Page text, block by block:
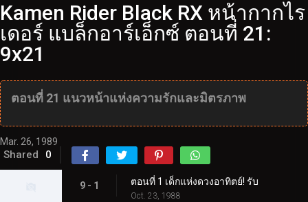
Kamen Rider Black RX หน้ากากไร
เดอร์ แบล็กอาร์เอ็กซ์ ตอนที่ 21:
9x21
ตอนที่ 21 แนวหน้าแห่งความรักและมิตรภาพ
Mar. 26, 1989
Shared 0
9 - 1 ตอนที่ 1 เด็กแห่งดวงอาทิตย์! รับ
Oct. 23, 1988